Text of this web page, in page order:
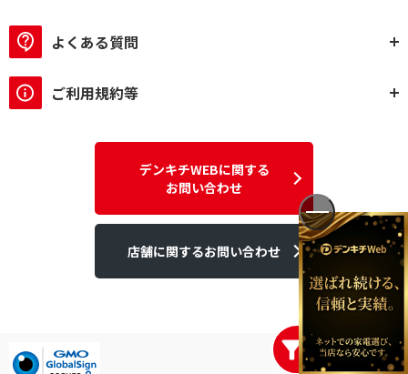
よくある質問
ご利用規約等
デンキチWEBに関する
お問い合わせ
店舗に関するお問い合わせ